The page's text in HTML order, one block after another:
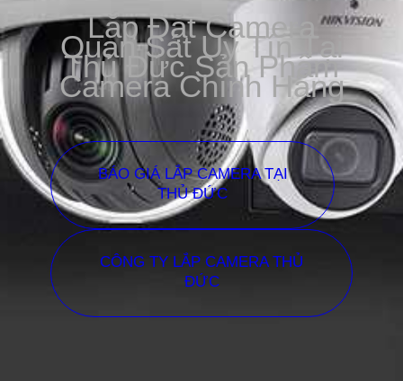
Lắp Đặt Camera
Quan Sát Uy Tín Tại
Thủ Đức Sản Phẩm
Camera Chính Hãng
BÁO GIÁ LẮP CAMERA TẠI
THỦ ĐỨC
CÔNG TY LẮP CAMERA THỦ
ĐỨC